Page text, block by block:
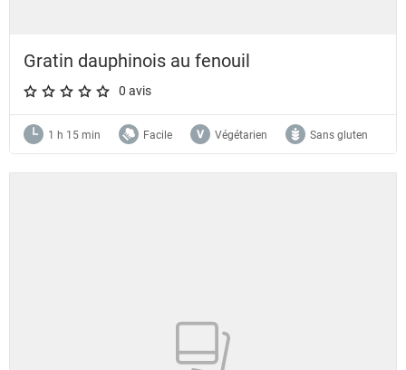
Gratin dauphinois au fenouil
A star rating of 0 out of 5.
0 avis
1 h 15 min Facile Végétarien Sans gluten